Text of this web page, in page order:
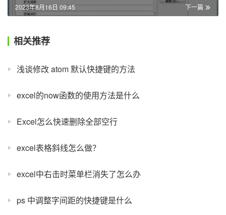
下一篇
2023年8月16日 09:45
相关推荐
浅谈修改 atom 默认快捷键的方法
excel的now函数的使用方法是什么
Excel怎么快速删除全部空行
excel表格斜线怎么做？
excel中右击时菜单栏消失了怎么办
ps 中调整字间距的快捷键是什么